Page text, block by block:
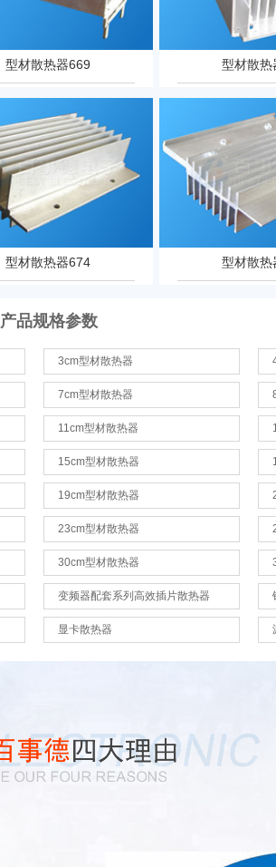
型材散热器669 型材散热
型材散热器674 型材散热
产品规格参数
3cm型材散热器
7cm型材散热器
11cm型材散热器
15cm型材散热器
19cm型材散热器
23cm型材散热器
30cm型材散热器
变频器配套系列高效插片散热器
显卡散热器